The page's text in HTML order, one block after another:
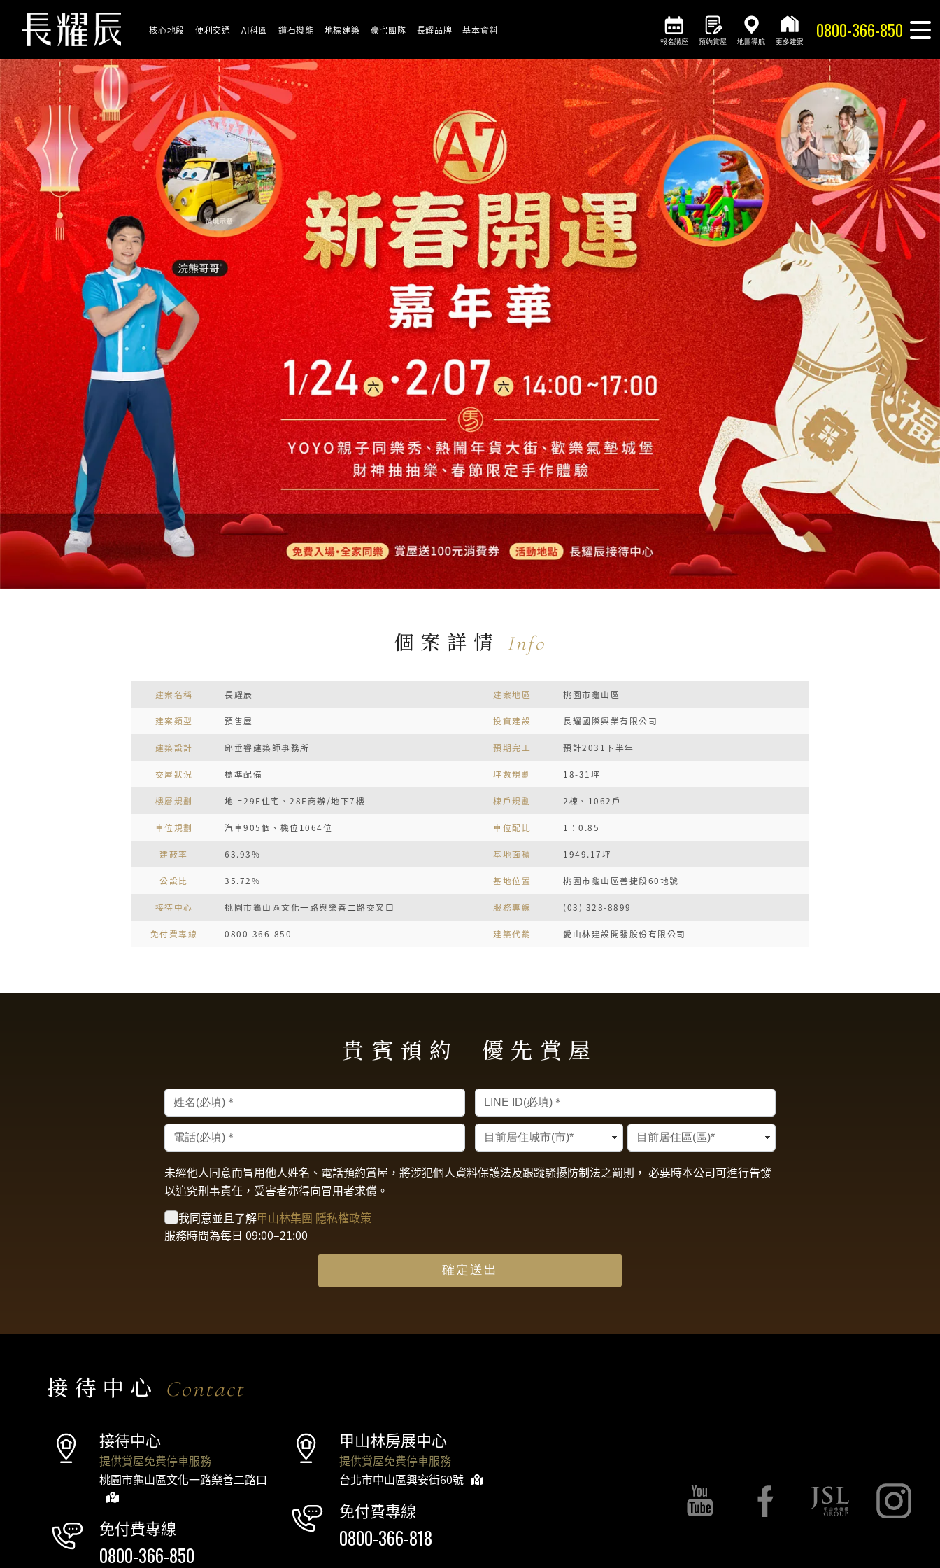
核心地段 便利交通 AI科園 鑽石機能 地標建築 豪宅團隊 長耀品牌 基本資料
報名講座 預約賞屋 地圖導航 更多建案
0800-366-850
個案詳情 Info
建案名稱 長耀辰 建案地區 桃園市龜山區
建案類型 預售屋 投資建設 長耀國際興業有限公司
建築設計 邱垂睿建築師事務所 預期完工 預計2031下半年
交屋狀況 標準配備 坪數規劃 18-31坪
樓層規劃 地上29F住宅、28F商辦/地下7樓 棟戶規劃 2棟、1062戶
車位規劃 汽車905個、機位1064位 車位配比 1：0.85
建蔽率 63.93% 基地面積 1949.17坪
公設比 35.72% 基地位置 桃園市龜山區善捷段60地號
接待中心 桃園市龜山區文化一路與樂善二路交叉口 服務專線 (03) 328-8899
免付費專線 0800-366-850 建築代銷 愛山林建設開發股份有限公司
貴賓預約 優先賞屋
未經他人同意而冒用他人姓名、電話預約賞屋，將涉犯個人資料保護法及跟蹤騷擾防制法之罰則， 必要時本公司可進行告發
以追究刑事責任，受害者亦得向冒用者求償。
我同意並且了解甲山林集團 隱私權政策
服務時間為每日 09:00–21:00
確定送出
接待中心 Contact
接待中心
提供賞屋免費停車服務
桃園市龜山區文化一路樂善二路口
免付費專線
0800-366-850
甲山林房展中心
提供賞屋免費停車服務
台北市中山區興安街60號
免付費專線
0800-366-818